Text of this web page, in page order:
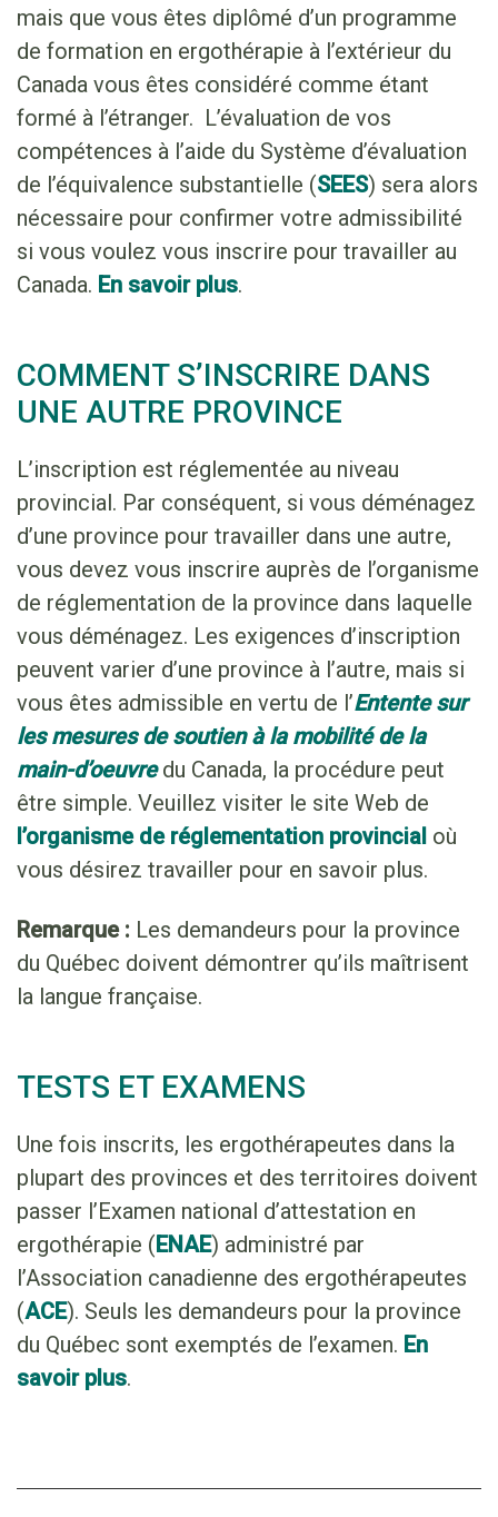
mais que vous êtes diplômé d’un programme
de formation en ergothérapie à l’extérieur du
Canada vous êtes considéré comme étant
formé à l’étranger. L’évaluation de vos
compétences à l’aide du Système d’évaluation
de l’équivalence substantielle (SEES) sera alors
nécessaire pour confirmer votre admissibilité
si vous voulez vous inscrire pour travailler au
Canada. En savoir plus.
COMMENT S’INSCRIRE DANS
UNE AUTRE PROVINCE
L’inscription est réglementée au niveau
provincial. Par conséquent, si vous déménagez
d’une province pour travailler dans une autre,
vous devez vous inscrire auprès de l’organisme
de réglementation de la province dans laquelle
vous déménagez. Les exigences d’inscription
peuvent varier d’une province à l’autre, mais si
vous êtes admissible en vertu de l’Entente sur
les mesures de soutien à la mobilité de la
main-d’oeuvredu Canada, la procédure peut
être simple. Veuillez visiter le site Web de
l’organisme de réglementation provincial où
vous désirez travailler pour en savoir plus.
Remarque: Les demandeurs pour la province
du Québec doivent démontrer qu’ils maîtrisent
la langue française.
TESTS ET EXAMENS
Une fois inscrits, les ergothérapeutes dans la
plupart des provinces et des territoires doivent
passer l’Examen national d’attestation en
ergothérapie (ENAE) administré par
l’Association canadienne des ergothérapeutes
(ACE). Seuls les demandeurs pour la province
du Québec sont exemptés de l’examen. En
savoir plus.